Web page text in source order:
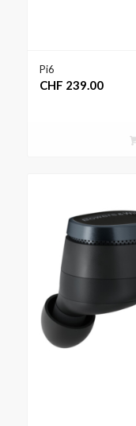
Pi6
CHF 239.00